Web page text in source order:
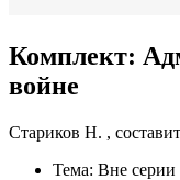
Комплект:
войне
Стариков Н. ,
Тема: Вне серии